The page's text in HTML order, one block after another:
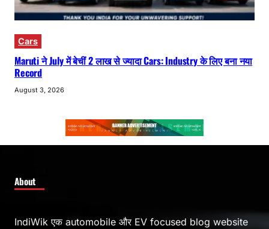
Cars
Maruti ने July में बेचीं 2 लाख से ज्यादा Cars: Industry के लिए बना नया
Record
August 3, 2026
About
IndiWik एक automobile और EV focused blog website